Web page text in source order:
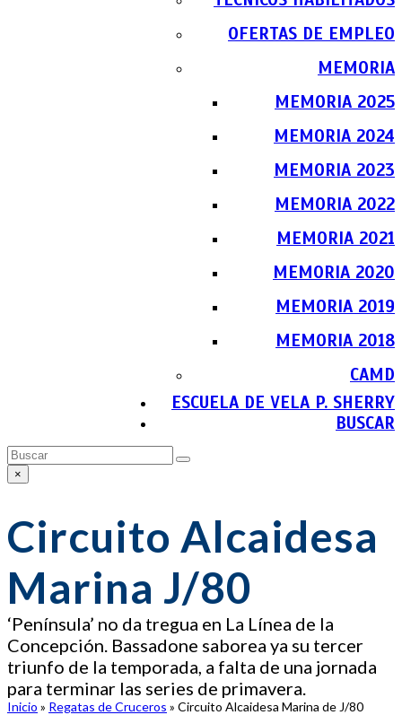
OFERTAS DE EMPLEO
MEMORIA
MEMORIA 2025
MEMORIA 2024
MEMORIA 2023
MEMORIA 2022
MEMORIA 2021
MEMORIA 2020
MEMORIA 2019
MEMORIA 2018
CAMD
ESCUELA DE VELA P. SHERRY
BUSCAR
Buscar
Enviar
×
Close
Circuito Alcaidesa
Marina J/80
‘Península’ no da tregua en La Línea de la
Concepción. Bassadone saborea ya su tercer
triunfo de la temporada, a falta de una jornada
para terminar las series de primavera.
Inicio » Regatas de Cruceros » Circuito Alcaidesa Marina de J/80